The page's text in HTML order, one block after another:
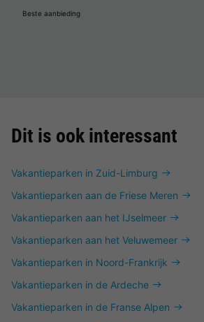
Beste aanbieding
Dit is ook interessant
Vakantieparken in Zuid-Limburg
Vakantieparken aan de Friese Meren
Vakantieparken aan het IJselmeer
Vakantieparken aan het Veluwemeer
Vakantieparken in Noord-Frankrijk
Vakantieparken in de Ardeche
Vakantieparken in de Franse Alpen